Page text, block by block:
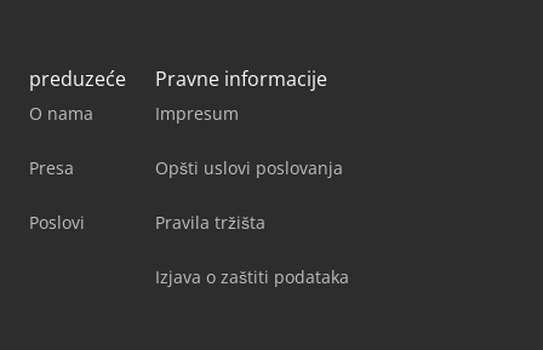
preduzeće
O nama
Presa
Poslovi
Pravne informacije
Impresum
Opšti uslovi poslovanja
Pravila tržišta
Izjava o zaštiti podataka